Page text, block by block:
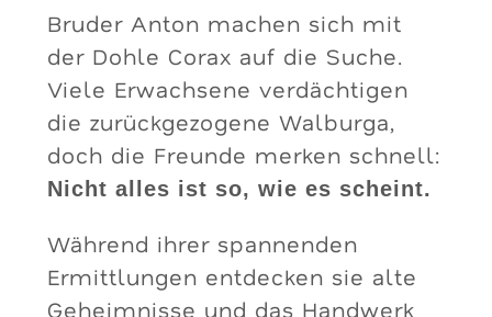
Bruder Anton machen sich mit
der Dohle Corax auf die Suche.
Viele Erwachsene verdächtigen
die zurückgezogene Walburga,
doch die Freunde merken schnell:
Nicht alles ist so, wie es scheint.
Während ihrer spannenden
Ermittlungen entdecken sie alte
Geheimnisse und das Handwerk